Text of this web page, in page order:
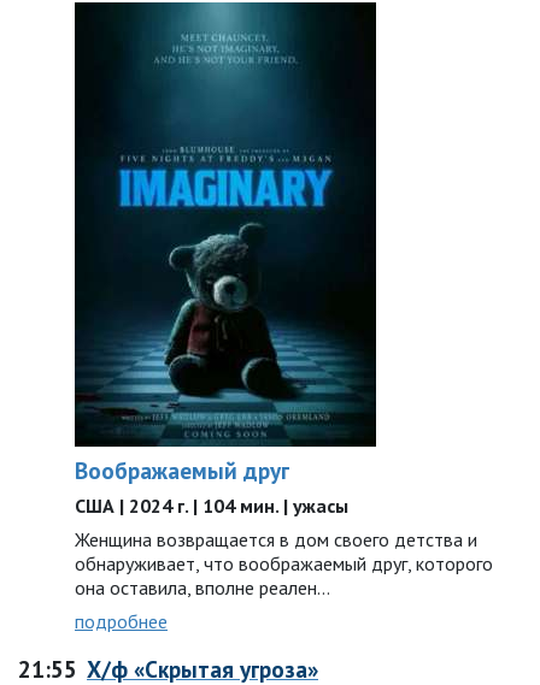
Воображаемый друг
США | 2024 г. | 104 мин. | ужасы
Женщина возвращается в дом своего детства и
обнаруживает, что воображаемый друг, которого
она оставила, вполне реален…
подробнее
21:55 Х/ф «Скрытая угроза»